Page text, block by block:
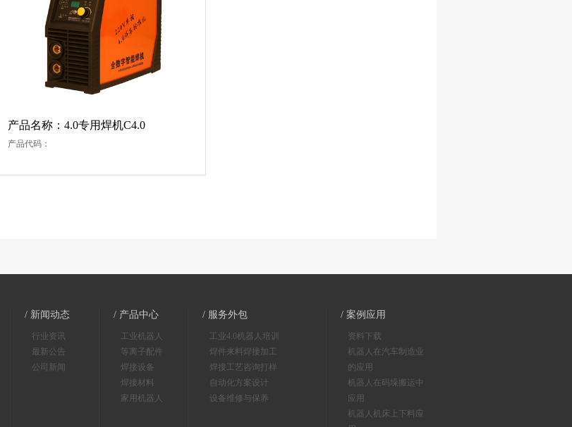
产品名称：4.0专用焊机C4.0
产品代码：
/ 新闻动态
行业资讯
最新公告
公司新闻
/ 产品中心
工业机器人
等离子配件
焊接设备
焊接材料
家用机器人
/ 服务外包
工业4.0机器人培训
焊件来料焊接加工
焊接工艺咨询打样
自动化方案设计
设备维修与保养
/ 案例应用
资料下载
机器人在汽车制造业
的应用
机器人在码垛搬运中
应用
机器人机床上下料应